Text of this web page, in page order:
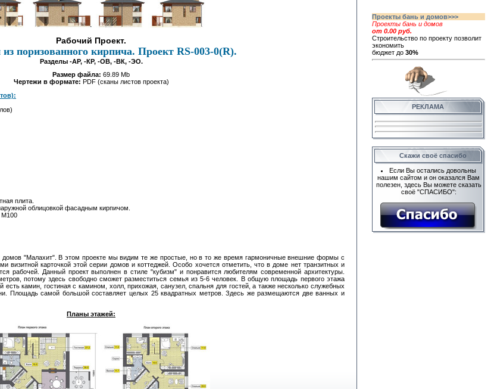
Рабочий Проект.
поризованного кирпича. Проект RS-003-0(R).
Разделы -АР, -КР, -ОВ, -ВК, -ЭО.
Размер файла: 69.89 Mb
Чертежи в формате: PDF (сканы листов проекта)
плита.
облицовкой фасадным кирпичом.
М100
"Малахит". В этом проекте мы видим те же простые, но в то же время гармоничные внешние формы с
визитной карточкой этой серии домов и коттеджей. Особо хочется отметить, что в доме нет транзитных и
рабочей. Данный проект выполнен в стиле "кубизм" и понравится любителям современной архитектуры.
потому здесь свободно сможет разместиться семья из 5-6 человек. В общую площадь первого этажа
есть камин, гостиная с камином, холл, прихожая, санузел, спальня для гостей, а также несколько служебных
Площадь самой большой составляет целых 25 квадратных метров. Здесь же размещаются две ванных и
Планы этажей:
Проекты бань и домов>>>
Проекты бань и домов
от 0.00 руб.
Строительство по проекту позволит
экономить
бюджет до 30%
РЕКЛАМА
Скажи своё спасибо
Если Вы остались довольны
нашим сайтом и он оказался Вам
полезен, здесь Вы можете сказать
своё "СПАСИБО":